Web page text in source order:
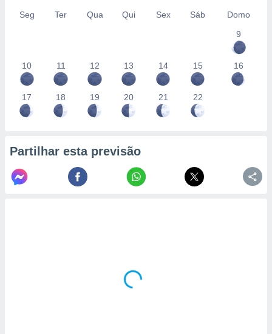
Seg Ter Qua Qui Sex Sáb
Domo
9
10 11 12 13 14 15 16
17 18 19 20 21 22
Partilhar esta previsão